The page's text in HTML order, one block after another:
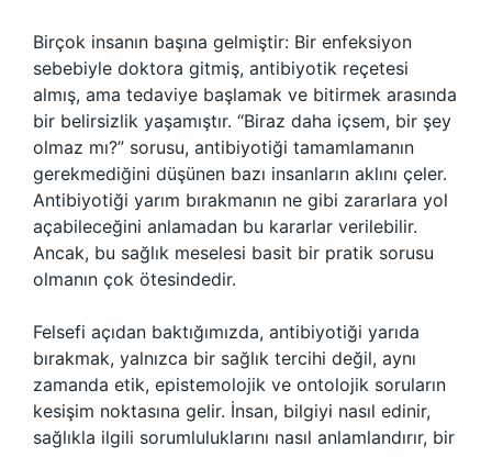
Birçok insanın başına gelmiştir: Bir enfeksiyon
sebebiyle doktora gitmiş, antibiyotik reçetesi
almış, ama tedaviye başlamak ve bitirmek arasında
bir belirsizlik yaşamıştır. “Biraz daha içsem, bir şey
olmaz mı?” sorusu, antibiyotiği tamamlamanın
gerekmediğini düşünen bazı insanların aklını çeler.
Antibiyotiği yarım bırakmanın ne gibi zararlara yol
açabileceğini anlamadan bu kararlar verilebilir.
Ancak, bu sağlık meselesi basit bir pratik sorusu
olmanın çok ötesindedir.
Felsefi açıdan baktığımızda, antibiyotiği yarıda
bırakmak, yalnızca bir sağlık tercihi değil, aynı
zamanda etik, epistemolojik ve ontolojik soruların
kesişim noktasına gelir. İnsan, bilgiyi nasıl edinir,
sağlıkla ilgili sorumluluklarını nasıl anlamlandırır, bir